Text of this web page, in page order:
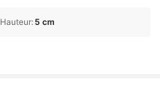
Hauteur: 5 cm